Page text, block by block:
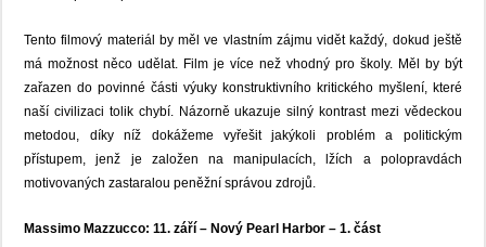
Tento filmový materiál by měl ve vlastním zájmu vidět každý, dokud ještě
má možnost něco udělat. Film je více než vhodný pro školy. Měl by být
zařazen do povinné části výuky konstruktivního kritického myšlení, které
naší civilizaci tolik chybí. Názorně ukazuje silný kontrast mezi vědeckou
metodou, díky níž dokážeme vyřešit jakýkoli problém a politickým
přístupem, jenž je založen na manipulacích, lžích a polopravdách
motivovaných zastaralou peněžní správou zdrojů.
Massimo Mazzucco: 11. září – Nový Pearl Harbor – 1. část